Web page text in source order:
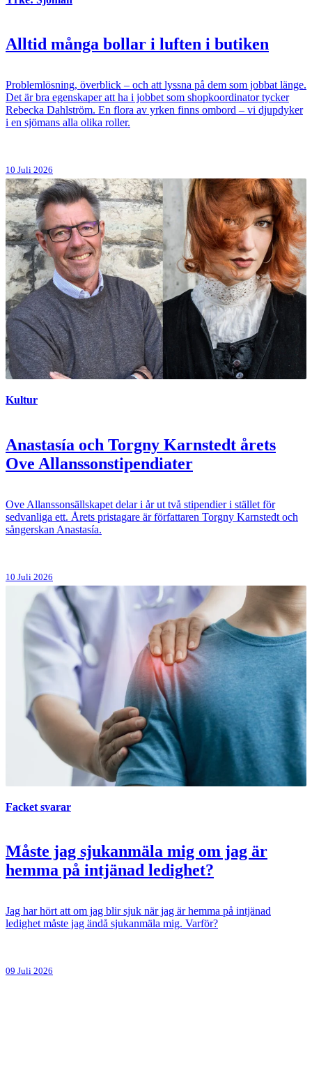
Alltid många bollar i luften i butiken
Problemlösning, överblick – och att lyssna på dem som jobbat länge.
Det är bra egenskaper att ha i jobbet som shopkoordinator tycker
Rebecka Dahlström. En flora av yrken finns ombord – vi djupdyker
i en sjömans alla olika roller.
10 Juli 2026
Kultur
Anastasía och Torgny Karnstedt årets
Ove Allanssonstipendiater
Ove Allanssonsällskapet delar i år ut två stipendier i stället för
sedvanliga ett. Årets pristagare är författaren Torgny Karnstedt och
sångerskan Anastasía.
10 Juli 2026
Facket svarar
Måste jag sjukanmäla mig om jag är
hemma på intjänad ledighet?
Jag har hört att om jag blir sjuk när jag är hemma på intjänad
ledighet måste jag ändå sjukanmäla mig. Varför?
09 Juli 2026